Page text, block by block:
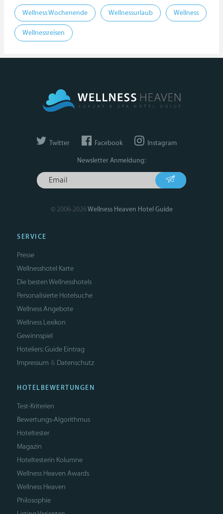
Wellness Wochenende Wellnessurlaub Wellness
Wellnessreisen
Twitter Facebook Instagram
Newsletter Anmeldung:
© 2006-2026Wellness Heaven Hotel Guide
SERVICE
Presse
Wellnesshotel Karte
Die besten Wellnesshotels
Personalisierte Hotelsuche
Wellness Angebote
Wellness Lexikon
Gewinnspiel
Hoteliers: Guide Eintrag
Impressum & Datenschutz
HOTELBEWERTUNGEN
Test-Kriterien
Bewertungs-Algorithmus
Hoteltester
Magazin
Hoteltesterin Kolumne
Wellness Heaven Awards
Wellness Heaven
Philosophie